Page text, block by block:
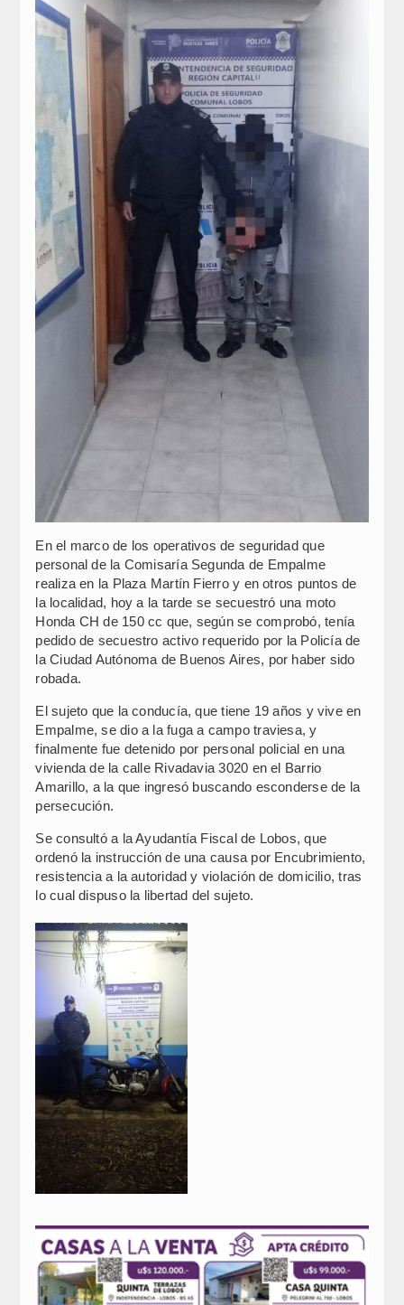
En el marco de los operativos de seguridad que
personal de la Comisaría Segunda de Empalme
realiza en la Plaza Martín Fierro y en otros puntos de
la localidad, hoy a la tarde se secuestró una moto
Honda CH de 150 cc que, según se comprobó, tenía
pedido de secuestro activo requerido por la Policía de
la Ciudad Autónoma de Buenos Aires, por haber sido
robada.
El sujeto que la conducía, que tiene 19 años y vive en
Empalme, se dio a la fuga a campo traviesa, y
finalmente fue detenido por personal policial en una
vivienda de la calle Rivadavia 3020 en el Barrio
Amarillo, a la que ingresó buscando esconderse de la
persecución.
Se consultó a la Ayudantía Fiscal de Lobos, que
ordenó la instrucción de una causa por Encubrimiento,
resistencia a la autoridad y violación de domicilio, tras
lo cual dispuso la libertad del sujeto.